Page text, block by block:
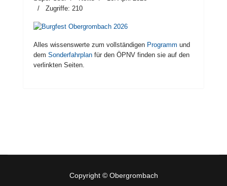
Zugriffe: 210
Alles wissenswerte zum vollständigen Programm und
dem Sonderfahrplan für den ÖPNV finden sie auf den
verlinkten Seiten.
Copyright © Obergrombach